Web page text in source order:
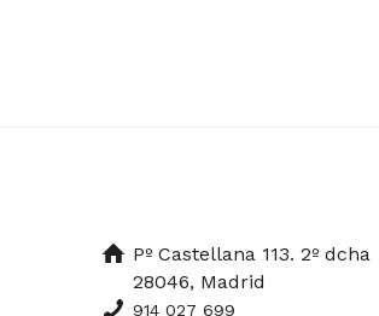
Pº Castellana 113. 2º dcha
28046, Madrid
914 027 699